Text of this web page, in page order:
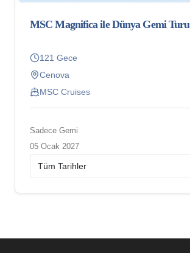
MSC Magnifica ile Dünya Gemi Turu
121 Gece
Cenova
MSC Cruises
Sadece Gemi
05 Ocak 2027